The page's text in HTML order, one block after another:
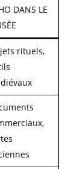
DANS LE
rituels,